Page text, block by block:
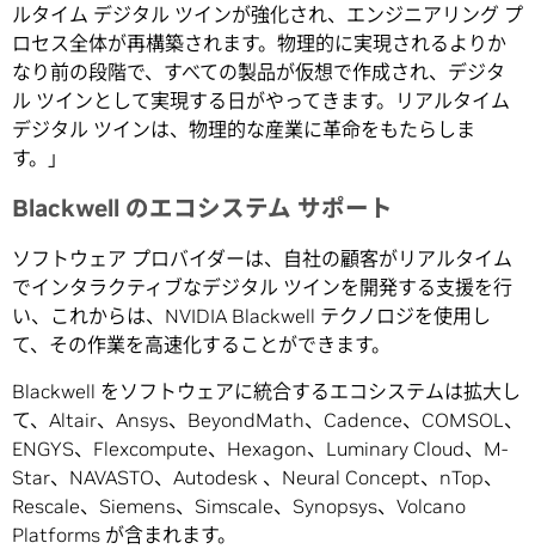
ルタイム デジタル ツインが強化され、エンジニアリング プ
ロセス全体が再構築されます。物理的に実現されるよりか
なり前の段階で、すべての製品が仮想で作成され、デジタ
ル ツインとして実現する日がやってきます。リアルタイム
デジタル ツインは、物理的な産業に革命をもたらしま
す。」
Blackwell のエコシステム サポート
ソフトウェア プロバイダーは、自社の顧客がリアルタイム
でインタラクティブなデジタル ツインを開発する支援を行
い、これからは、NVIDIA Blackwell テクノロジを使用し
て、その作業を高速化することができます。
Blackwell をソフトウェアに統合するエコシステムは拡大し
て、Altair、Ansys、BeyondMath、Cadence、COMSOL、
ENGYS、Flexcompute、Hexagon、Luminary Cloud、M-
Star、NAVASTO、Autodesk 、Neural Concept、nTop、
Rescale、Siemens、Simscale、Synopsys、Volcano
Platforms が含まれます。